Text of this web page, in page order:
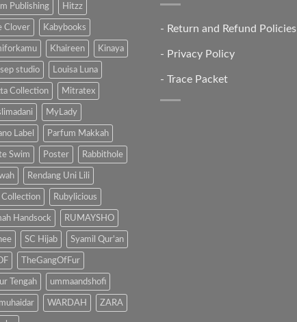
Publishing Hitzz
Clover Kabybooks
Khaireen Kinaya
studio Louisa Luna
Collection Mitratex
MyLady
Label Parfum Makkah
Swim Poster Rabbithole
Rendang Uni Lili
Collection Rubylicious
Handsock RUMAYSHO
SC Hijab Syamil Qur'an
TheGangOfFur
Tengah ummaandshofi
WARDAH ZARA
- Return and Refund Policies
- Privacy Policy
- Trace Packet